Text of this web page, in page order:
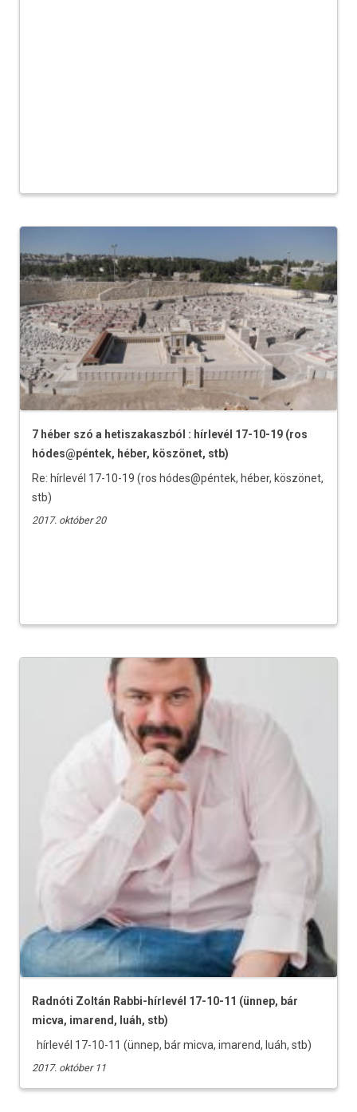
7 héber szó a hetiszakaszból : hírlevél 17-10-19 (ros
hódes@péntek, héber, köszönet, stb)
Re: hírlevél 17-10-19 (ros hódes@péntek, héber, köszönet,
stb)
2017. október 20
Radnóti Zoltán Rabbi-hírlevél 17-10-11 (ünnep, bár
micva, imarend, luáh, stb)
hírlevél 17-10-11 (ünnep, bár micva, imarend, luáh, stb)
2017. október 11